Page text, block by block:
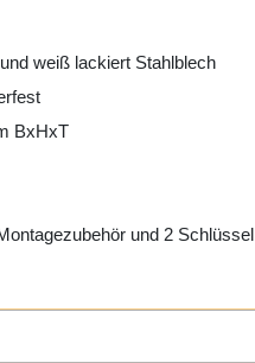
weiß lackiert Stahlblech
BxHxT
und 2 Schlüssel